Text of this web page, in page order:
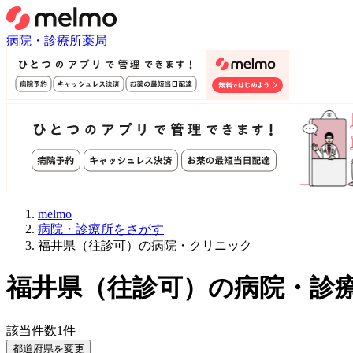
病院・診療所薬局
melmo
病院・診療所をさがす
福井県（往診可）の病院・クリニック
福井県（往診可） の病院・診
該当件数1件
都道府県を変更